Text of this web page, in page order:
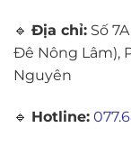
🔹 Địa chỉ: Số
Đê Nông Lâm),
Nguyên
🔹 Hotline: